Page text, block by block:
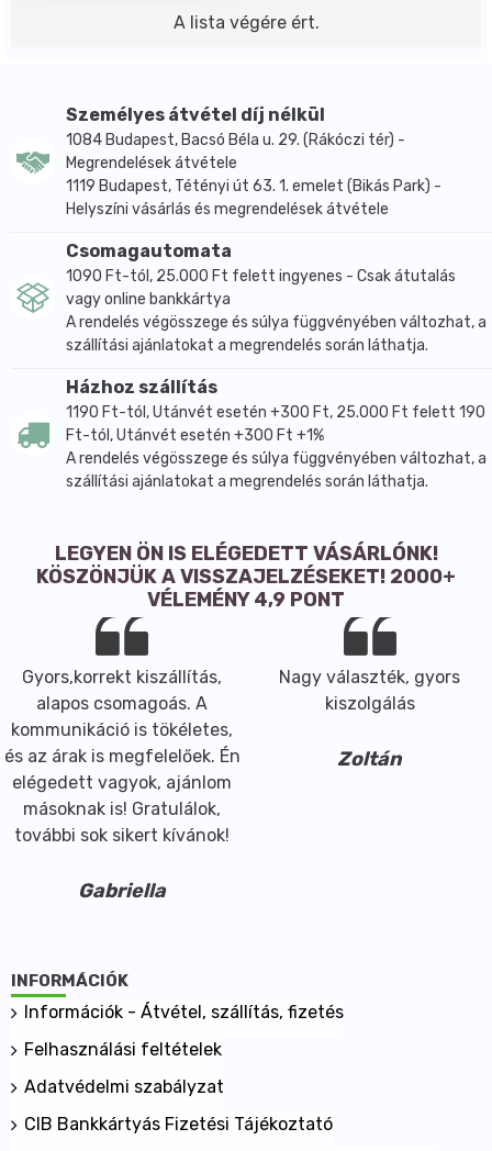
A lista végére ért.
Személyes átvétel díj nélkül
1084 Budapest, Bacsó Béla u. 29. (Rákóczi tér) -
Megrendelések átvétele
1119 Budapest, Tétényi út 63. 1. emelet (Bikás Park) -
Helyszíni vásárlás és megrendelések átvétele
Csomagautomata
1090 Ft-tól, 25.000 Ft felett ingyenes - Csak átutalás
vagy online bankkártya
A rendelés végösszege és súlya függvényében változhat, a
szállítási ajánlatokat a megrendelés során láthatja.
Házhoz szállítás
1190 Ft-tól, Utánvét esetén +300 Ft, 25.000 Ft felett 190
Ft-tól, Utánvét esetén +300 Ft +1%
A rendelés végösszege és súlya függvényében változhat, a
szállítási ajánlatokat a megrendelés során láthatja.
LEGYEN ÖN IS ELÉGEDETT VÁSÁRLÓNK!
KÖSZÖNJÜK A VISSZAJELZÉSEKET! 2000+
VÉLEMÉNY 4,9 PONT
Gyors,korrekt kiszállítás,
alapos csomagoás. A
kommunikáció is tökéletes,
és az árak is megfelelőek. Én
elégedett vagyok, ajánlom
másoknak is! Gratulálok,
további sok sikert kívánok!
Gabriella
Nagy választék, gyors
kiszolgálás
Zoltán
INFORMÁCIÓK
Információk - Átvétel, szállítás, fizetés
Felhasználási feltételek
Adatvédelmi szabályzat
CIB Bankkártyás Fizetési Tájékoztató